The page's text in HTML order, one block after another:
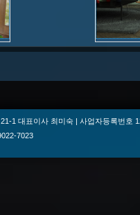
1 대표이사 최미숙 | 사업자등록번호
7023